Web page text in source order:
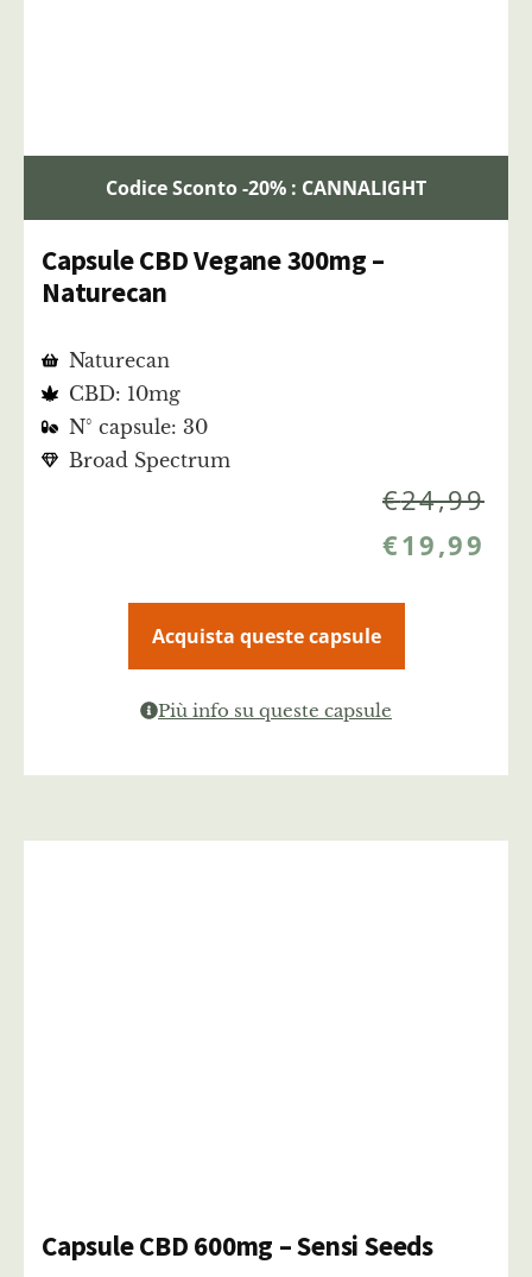
Codice Sconto -20% : CANNALIGHT
Capsule CBD Vegane 300mg –
Naturecan
Naturecan
CBD: 10mg
N° capsule: 30
Broad Spectrum
€24,99
€19,99
Acquista queste capsule
Più info su queste capsule
Capsule CBD 600mg – Sensi Seeds